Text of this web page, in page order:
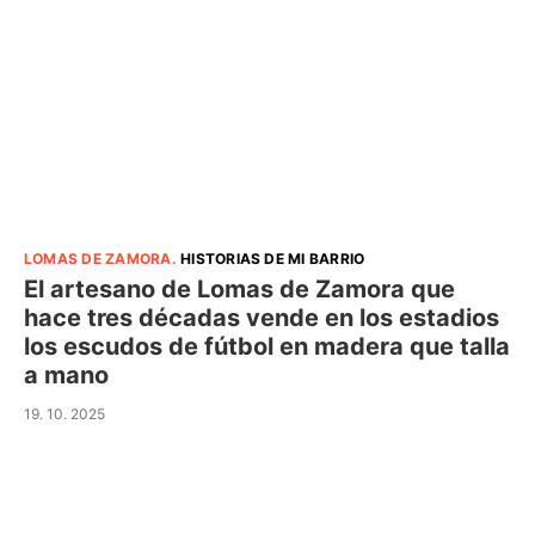
LOMAS DE ZAMORA.HISTORIAS DE MI BARRIO
El artesano de Lomas de Zamora que
hace tres décadas vende en los estadios
los escudos de fútbol en madera que talla
a mano
19. 10. 2025